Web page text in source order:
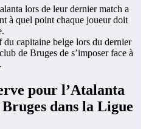
lors de leur dernier match a
à quel point chaque joueur doit
capitaine belge lors du dernier
de Bruges de s’imposer face à
pour l’Atalanta
dans la Ligue